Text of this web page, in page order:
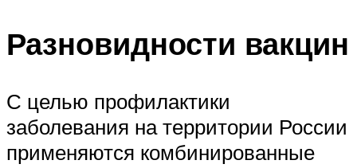
Разновидности вакцин
С целью профилактики
заболевания на территории России
применяются комбинированные